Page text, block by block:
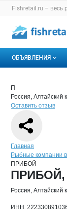
Раздел
Fishretail.ru – весь
Авторизация
Навигация
ОБЪЯВЛЕНИЯ
Горячее
Мои объявления
Страница компании
Краткая
П
Россия, Алтайский
Оставить отзыв
Главная
Рыбные компании
ПРИБОЙ
Основная
ПРИБОЙ,
Россия, Алтайский
ИНН: